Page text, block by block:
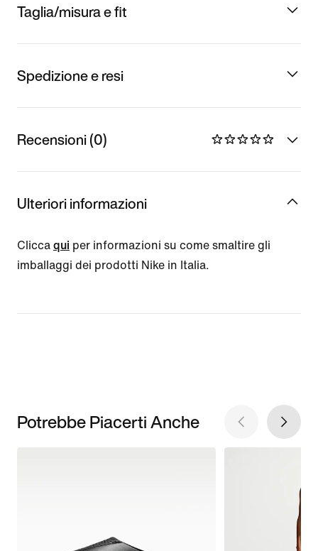
Taglia/misura e fit
Spedizione e resi
Recensioni (0)
Ulteriori informazioni
Clicca qui per informazioni su come smaltire gli
imballaggi dei prodotti Nike in Italia.
Potrebbe Piacerti Anche